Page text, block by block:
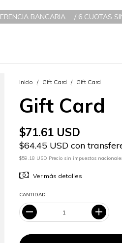
BANCARIA /6 CUOTAS SIN
Inicio / Gift Card / Gift Card
Gift Card
$71.61 USD
$64.45 USD con
$59.18 USD Precio sin impuestos
Ver más detalles
CANTIDAD